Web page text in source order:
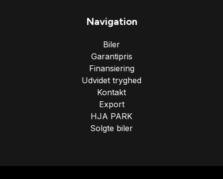
Navigation
Biler
Garantipris
Finansiering
Udvidet tryghed
Kontakt
Export
HJA PARK
Solgte biler